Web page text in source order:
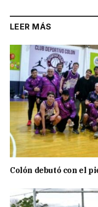
LEER MÁS
Colón debutó con el